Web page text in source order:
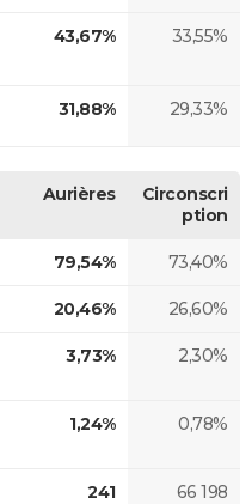
43,67% 33,55%
31,88% 29,33%
Aurières
Circonscri
ption
79,54% 73,40%
20,46% 26,60%
3,73% 2,30%
1,24% 0,78%
241 66 198